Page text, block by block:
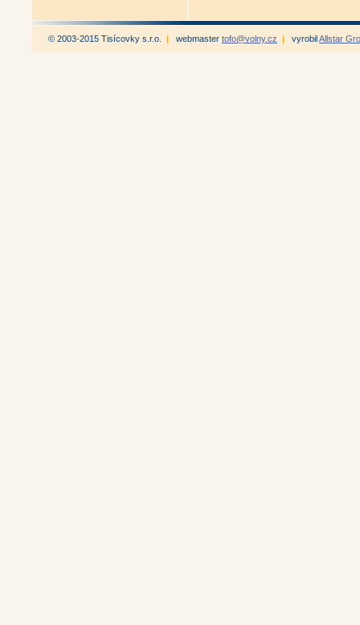
© 2003-2015 Tisícovky s.r.o. | webmaster tofo@volny.cz | vyrobilAllstar